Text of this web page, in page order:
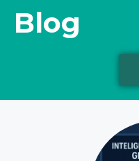
Blog